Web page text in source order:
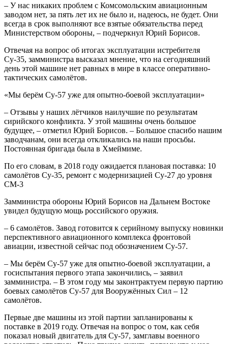
– У нас никаких проблем с Комсомольским авиационным
заводом нет, за пять лет их не было и, надеюсь, не будет. Они
всегда в срок выполняют все взятые обязательства перед
Министерством обороны, – подчеркнул Юрий Борисов.
Отвечая на вопрос об итогах эксплуатации истребителя
Су-35, замминистра высказал мнение, что на сегодняшний
день этой машине нет равных в мире в классе оперативно-
тактических самолётов.
«Мы берём Су-57 уже для опытно-боевой эксплуатации»
– Отзывы у наших лётчиков наилучшие по результатам
сирийского конфликта. У этой машины очень большое
будущее, – отметил Юрий Борисов. – Большое спасибо нашим
заводчанам, они всегда откликались на наши просьбы.
Постоянная бригада была в Хмеймиме.
По его словам, в 2018 году ожидается плановая поставка: 10
самолётов Су-35, ремонт с модернизацией Су-27 до уровня
СМ-3
Замминистра обороны Юрий Борисов на Дальнем Востоке
увидел будущую мощь российского оружия.
– 6 самолётов. Завод готовится к серийному выпуску новинки
перспективного авиационного комплекса фронтовой
авиации, известной сейчас под обозначением Су-57.
– Мы берём Су-57 уже для опытно-боевой эксплуатации, а
госиспытания первого этапа закончились, – заявил
замминистра. – В этом году мы законтрактуем первую партию
боевых самолётов Су-57 для Вооружённых Сил – 12
самолётов.
Первые две машины из этой партии запланированы к
поставке в 2019 году. Отвечая на вопрос о том, как себя
показал новый двигатель для Су-57, замглавы военного